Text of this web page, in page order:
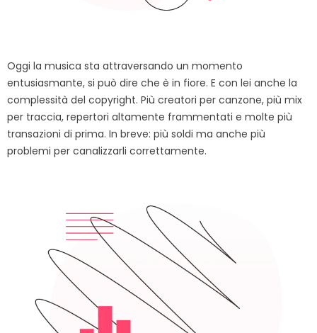
Oggi la musica sta attraversando un momento
entusiasmante, si può dire che è in fiore. E con lei anche la
complessità del copyright. Più creatori per canzone, più mix
per traccia, repertori altamente frammentati e molte più
transazioni di prima. In breve: più soldi ma anche più
problemi per canalizzarli correttamente.